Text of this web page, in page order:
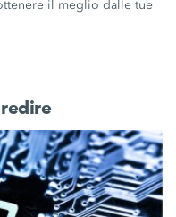
il meglio dalle tue